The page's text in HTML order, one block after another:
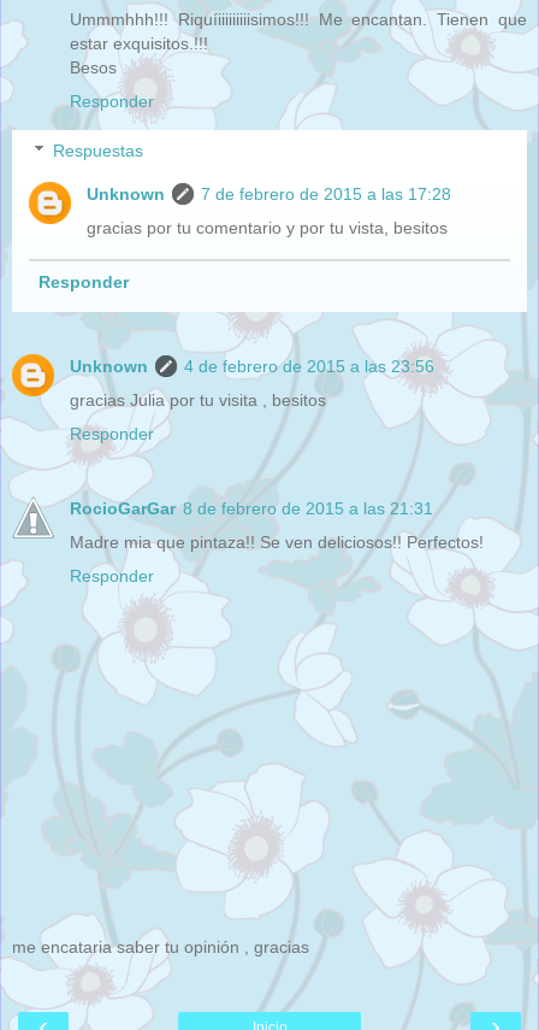
Ummmhhh!!! Riquíiiiiiiiiisimos!!! Me encantan. Tienen que
estar exquisitos.!!!
Besos
Responder
Respuestas
Unknown
7 de febrero de 2015 a las 17:28
gracias por tu comentario y por tu vista, besitos
Responder
Unknown
4 de febrero de 2015 a las 23:56
gracias Julia por tu visita , besitos
Responder
RocioGarGar 8 de febrero de 2015 a las 21:31
Madre mia que pintaza!! Se ven deliciosos!! Perfectos!
Responder
me encataria saber tu opinión , gracias